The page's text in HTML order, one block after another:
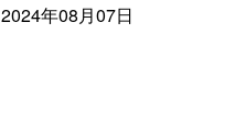
2024年08月07日